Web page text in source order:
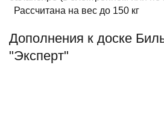
Рассчитана на вес до 150 кг
Дополнения к доске
"Эксперт"